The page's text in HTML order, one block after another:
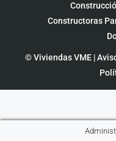
Constructoras
© Viviendas VME |